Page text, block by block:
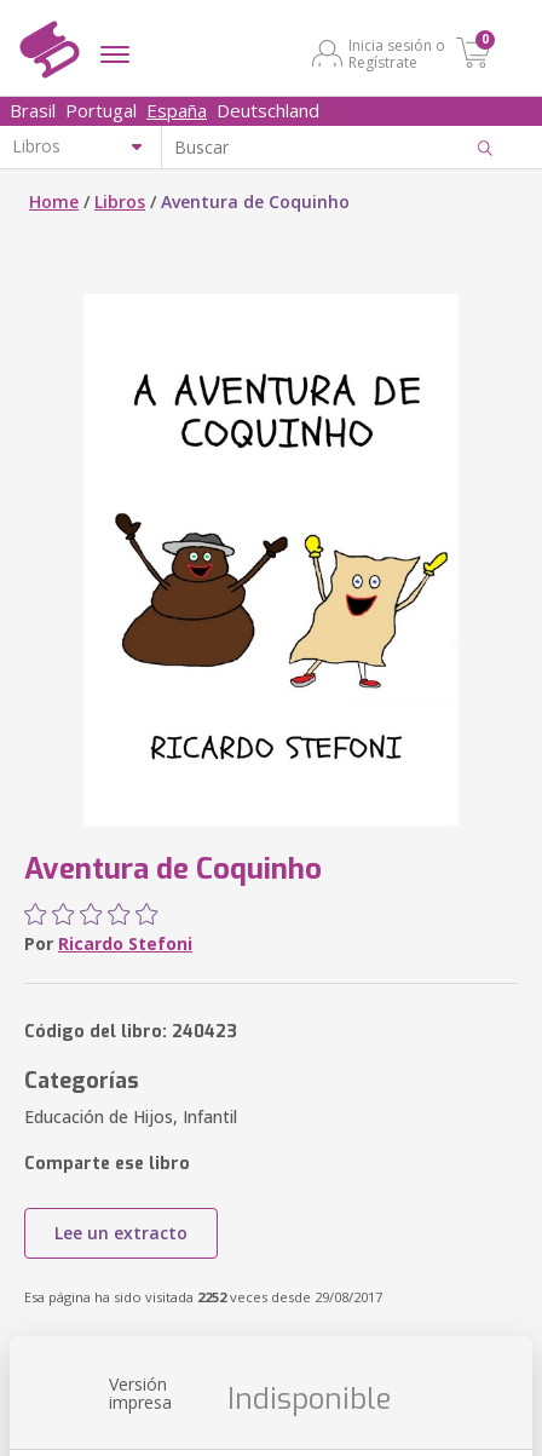
Inicia sesión o
Regístrate
0
Brasil Portugal España Deutschland
Home / Libros /Aventura de Coquinho
Aventura de Coquinho
Por Ricardo Stefoni
Código del libro: 240423
Categorías
Educación de Hijos, Infantil
Comparte ese libro
Lee un extracto
Esa página ha sido visitada 2252veces desde 29/08/2017
Versión
impresa Indisponible